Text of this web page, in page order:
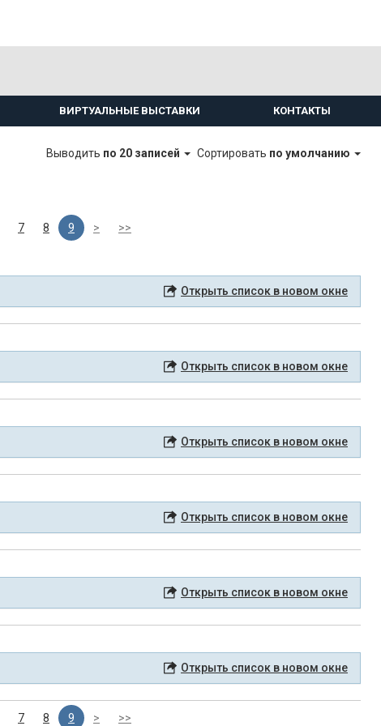
ВИРТУАЛЬНЫЕ ВЫСТАВКИ КОНТАКТЫ
Выводить по 20 записей Сортировать по умолчанию
7 8 9 > >>
Открыть список в новом окне
Открыть список в новом окне
Открыть список в новом окне
Открыть список в новом окне
Открыть список в новом окне
Открыть список в новом окне
7 8 9 > >>